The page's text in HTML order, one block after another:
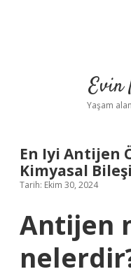
Evin
Yaşam
En Iyi Antijen
Kimyasal
Tarih: Ekim 30, 2024
Antijen